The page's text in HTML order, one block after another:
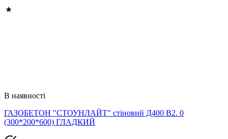
В наявності
ГАЗОБЕТОН "СТОУНЛАЙТ" стіновий Д400 В2. 0
(300*200*600) ГЛАДКИЙ